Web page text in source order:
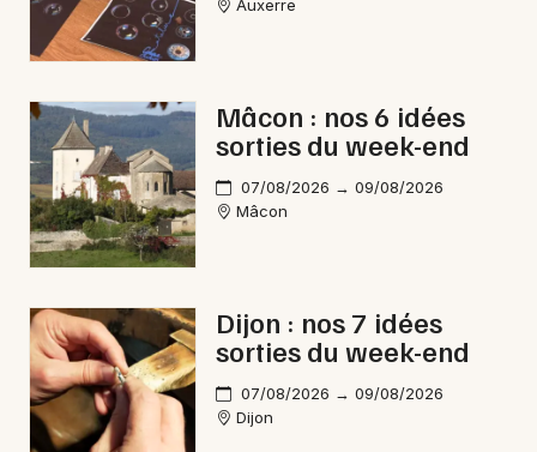
Auxerre
Mâcon : nos 6 idées
sorties du week-end
07/08/2026 → 09/08/2026
Mâcon
Dijon : nos 7 idées
sorties du week-end
07/08/2026 → 09/08/2026
Dijon